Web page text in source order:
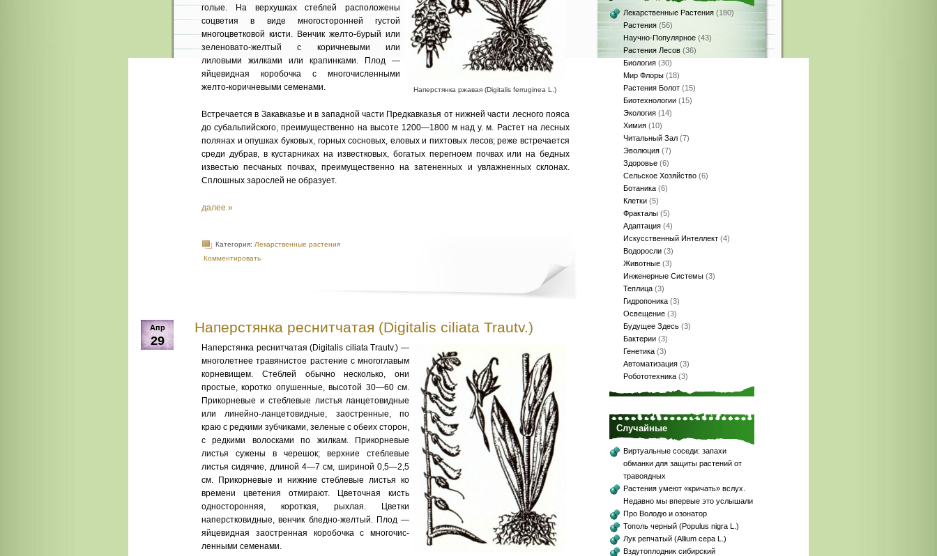
Наперстянка ржавая (Digitalis ferruginea L.)
голые. На верхушках стеблей располо­жены
соцветия в виде многосторонней густой
многоцветковой кисти. Венчик желто-бурый или
зеленовато-желтый с коричневыми или
лиловыми жилками или крапинками. Плод —
яйцевидная коробочка с многочисленными
желто-коричневыми семенами.
Встречается в Закавказье и в западной части Предкавказья от нижней части лесного пояса
до субальпийского, преимущественно на вы­соте 1200—1800 м над у. м. Растет на лесных
полянах и опушках буковых, горных сосновых, еловых и пихтовых лесов; реже встречается
среди дубрав, в кустарниках на известковых, богатых перегноем почвах или на бедных
известью песчаных почвах, преиму­щественно на затененных и увлажнен­ных склонах.
Сплошных зарослей не образует.
далее »
Категория: Лекарственные растения
Комментировать
Апр
29
Наперстянка реснитчатая (Digitalis ciliata Trautv.)
Наперстянка реснитчатая (Digitalis ciliata Trautv.) —
многолетнее травянистое растение с многоглавым
корневищем. Стеблей обычно несколько, они
простые, корот­ко опушенные, высотой 30—60 см.
При­корневые и стеблевые листья ланцето­видные
или линейно-ланцетовидные, заостренные, по
краю с редкими зуб­чиками, зеленые с обеих сторон,
с редкими волосками по жилкам. При­корневые
листья сужены в черешок; верхние стеблевые
листья сидячие, дли­ной 4—7 см, шириной 0,5—2,5
см. При­корневые и нижние стеблевые листья ко
времени цветения отмирают. Цве­точная кисть
односторонняя, короткая, рыхлая. Цветки
наперстковидные, венчик бледно-желтый. Плод —
яйцевид­ная заостренная коробочка с многочис­
ленными семенами.
Лекарственные Растения (180)
Растения (56)
Научно-Популярное (43)
Растения Лесов (36)
Биология (30)
Мир Флоры (18)
Растения Болот (15)
Биотехнологии (15)
Экология (14)
Химия (10)
Читальный Зал (7)
Эволюция (7)
Здоровье (6)
Сельское Хозяйство (6)
Ботаника (6)
Клетки (5)
Фракталы (5)
Адаптация (4)
Искусственный Интеллект (4)
Водоросли (3)
Животные (3)
Инженерные Системы (3)
Теплица (3)
Гидропоника (3)
Освещение (3)
Будущее Здесь (3)
Бактерии (3)
Генетика (3)
Автоматизация (3)
Робототехника (3)
Случайные
Виртуальные соседи: запахи
обманки для защиты растений от
травоядных
Растения умеют «кричать» вслух.
Недавно мы впервые это услышали
Про Володю и озонатор
Тополь черный (Populus nigra L.)
Лук репчатый (Allium сера L.)
Вздутоплодник сибирский